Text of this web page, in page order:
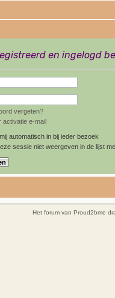
en ingelogd
vergeten?
activatie e-mail
automatisch in bij ieder bezoek
sessie niet weergeven in de lijst
Het forum van Proud2bme